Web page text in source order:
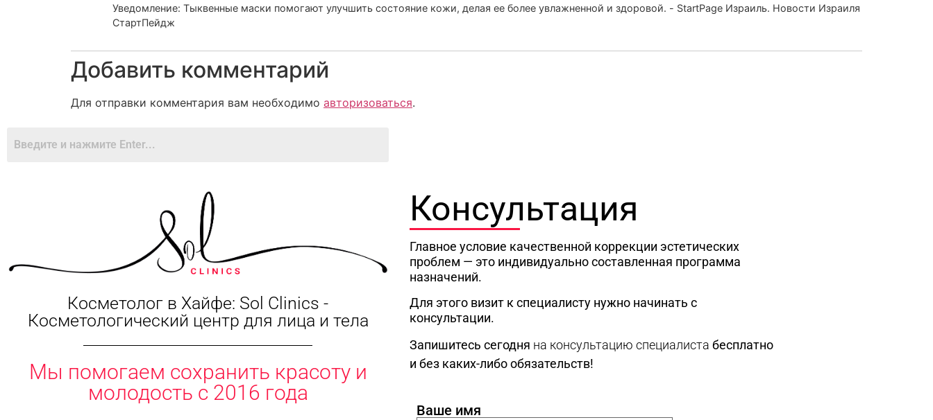
Уведомление: Тыквенные маски помогают улучшить состояние кожи, делая ее более увлажненной и здоровой. - StartPage Израиль. Новости Израиля
СтартПейдж
Добавить комментарий
Для отправки комментария вам необходимо авторизоваться.
Косметолог в Хайфе: Sol Clinics -
Косметологический центр для лица и тела
Мы помогаем сохранить красоту и
молодость с 2016 года
Консультация
Главное условие качественной коррекции эстетических
проблем — это индивидуально составленная программа
назначений.
Для этого визит к специалисту нужно начинать с
консультации.
Запишитесь сегодня на консультацию специалиста бесплатно
и без каких-либо обязательств!
Ваше имя